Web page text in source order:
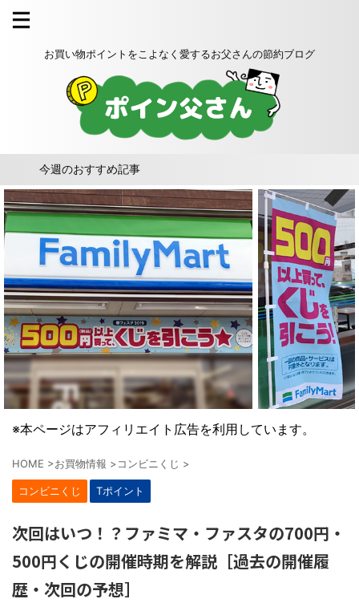
お買い物ポイントをこよなく愛するお父さんの節約ブログ
今週のおすすめ記事
※本ページはアフィリエイト広告を利用しています。
HOME >お買物情報 >コンビニくじ >
コンビニくじ Tポイント
次回はいつ！？ファミマ・ファスタの700円・
500円くじの開催時期を解説［過去の開催履
歴・次回の予想］